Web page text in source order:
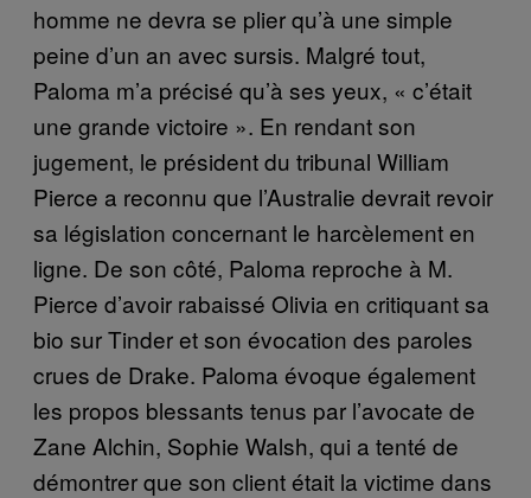
homme ne devra se plier qu’à une simple
peine d’un an avec sursis. Malgré tout,
Paloma m’a précisé qu’à ses yeux, « c’était
une grande victoire ». En rendant son
jugement, le président du tribunal William
Pierce a reconnu que l’Australie devrait revoir
sa législation concernant le harcèlement en
ligne. De son côté, Paloma reproche à M.
Pierce d’avoir rabaissé Olivia en critiquant sa
bio sur Tinder et son évocation des paroles
crues de Drake. Paloma évoque également
les propos blessants tenus par l’avocate de
Zane Alchin, Sophie Walsh, qui a tenté de
démontrer que son client était la victime dans